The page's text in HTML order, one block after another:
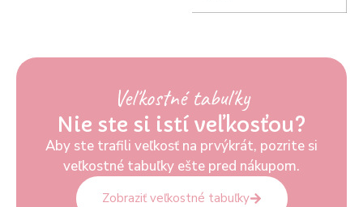
Veľkostné tabuľky
Nie ste si istí veľkosťou?
Aby ste trafili veľkosť na prvýkrát, pozrite si
veľkostné tabuľky ešte pred nákupom.
Zobraziť veľkostné tabuľky